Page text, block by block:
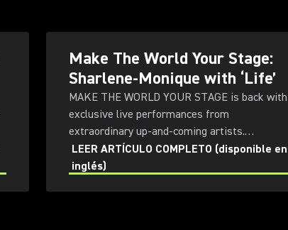
Make The World Your Stage:
Sharlene-Monique with ‘Life’
MAKE THE WORLD YOUR STAGE is back with
exclusive live performances from
extraordinary up-and-coming artists.
SHARLENE-MONIQUE is joined by musician and
husband, Chris, to record a new version of her
LEER ARTÍCULO COMPLETO (disponible en
inglés)